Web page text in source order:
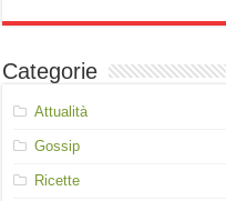
Categorie
Attualità
Gossip
Ricette